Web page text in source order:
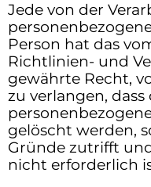
Jede von der
Person hat das
Richtlinien- und
gewährte Recht,
zu verlangen,
gelöscht werden,
Gründe zutrifft
nicht erforderlich